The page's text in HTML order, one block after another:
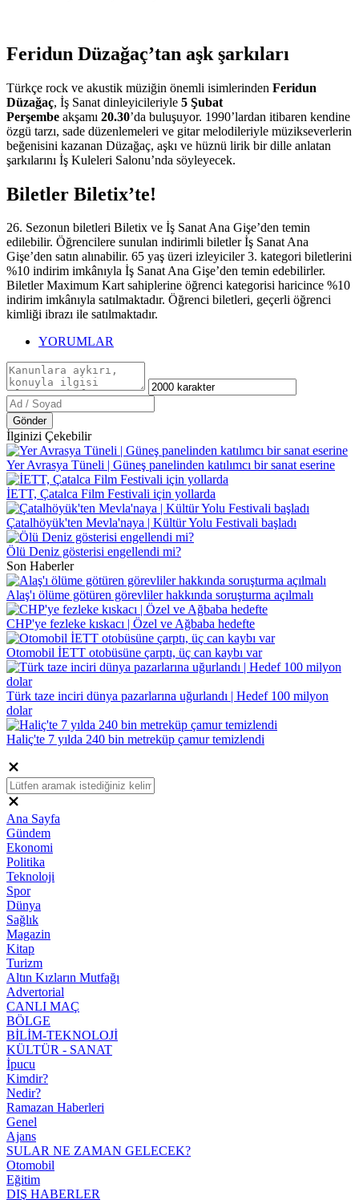
Feridun Düzağaç’tan aşk şarkıları
Türkçe rock ve akustik müziğin önemli isimlerinden Feridun
Düzağaç, İş Sanat dinleyicileriyle 5 Şubat
Perşembe akşamı 20.30’da buluşuyor. 1990’lardan itibaren kendine
özgü tarzı, sade düzenlemeleri ve gitar melodileriyle müzikseverlerin
beğenisini kazanan Düzağaç, aşkı ve hüznü lirik bir dille anlatan
şarkılarını İş Kuleleri Salonu’nda söyleyecek.
Biletler Biletix’te!
26. Sezonun biletleri Biletix ve İş Sanat Ana Gişe’den temin
edilebilir. Öğrencilere sunulan indirimli biletler İş Sanat Ana
Gişe’den satın alınabilir. 65 yaş üzeri izleyiciler 3. kategori biletlerini
%10 indirim imkânıyla İş Sanat Ana Gişe’den temin edebilirler.
Biletler Maximum Kart sahiplerine öğrenci kategorisi haricince %10
indirim imkânıyla satılmaktadır. Öğrenci biletleri, geçerli öğrenci
kimliği ibrazı ile satılmaktadır.
YORUMLAR
Gönder
İlginizi Çekebilir
Yer Avrasya Tüneli | Güneş panelinden katılımcı bir sanat eserine
İETT, Çatalca Film Festivali için yollarda
Çatalhöyük'ten Mevla'naya | Kültür Yolu Festivali başladı
Ölü Deniz gösterisi engellendi mi?
Son Haberler
Alaş'ı ölüme götüren görevliler hakkında soruşturma açılmalı
CHP'ye fezleke kıskacı | Özel ve Ağbaba hedefte
Otomobil İETT otobüsüne çarptı, üç can kaybı var
Türk taze inciri dünya pazarlarına uğurlandı | Hedef 100 milyon
dolar
Haliç'te 7 yılda 240 bin metreküp çamur temizlendi
Ana Sayfa
Gündem
Ekonomi
Politika
Teknoloji
Spor
Dünya
Sağlık
Magazin
Kitap
Turizm
Altın Kızların Mutfağı
Advertorial
CANLI MAÇ
BÖLGE
BİLİM-TEKNOLOJİ
KÜLTÜR - SANAT
İpucu
Kimdir?
Nedir?
Ramazan Haberleri
Genel
Ajans
SULAR NE ZAMAN GELECEK?
Otomobil
Eğitim
DIŞ HABERLER